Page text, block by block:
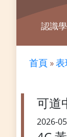
認識
首頁 »表
可道
2026-